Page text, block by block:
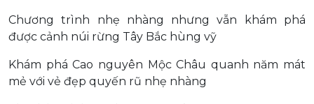
Chương trình nhẹ nhàng nhưng vẫn khám phá
được cảnh núi rừng Tây Bắc hùng vỹ
Khám phá Cao nguyên Mộc Châu quanh năm mát
mẻ với vẻ đẹp quyến rũ nhẹ nhàng